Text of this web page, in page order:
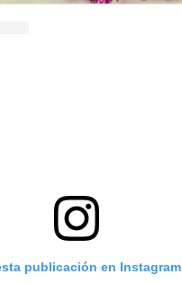
publicación en Instagram